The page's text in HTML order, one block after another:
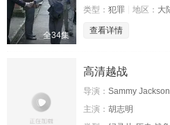
全34集
类型： 犯罪 地区： 大
查看详情
高清越战
导演： Sammy Jackson
主演： 胡志明